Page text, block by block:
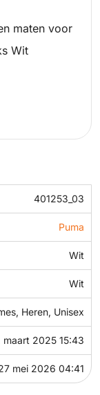
maten voor
Wit
401253_03
Puma
Wit
Wit
Heren, Unisex
maart 2025 15:43
mei 2026 04:41